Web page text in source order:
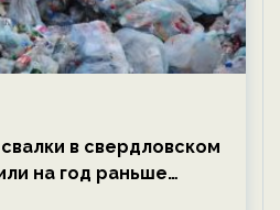
в свердловском
на год раньше